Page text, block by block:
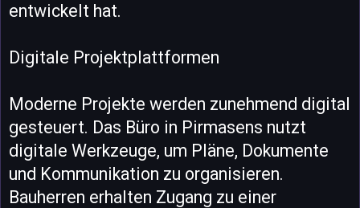
entwickelt hat.
Digitale Projektplattformen
Moderne Projekte werden zunehmend digital
gesteuert. Das Büro in Pirmasens nutzt
digitale Werkzeuge, um Pläne, Dokumente
und Kommunikation zu organisieren.
Bauherren erhalten Zugang zu einer